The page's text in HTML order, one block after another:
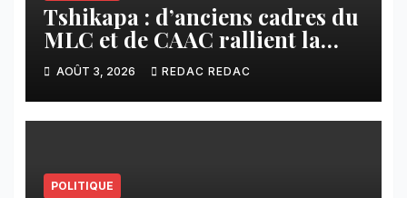
Tshikapa : d’anciens cadres du
MLC et de CAAC rallient la
Dynamique pour la
Transformation du Congo
AOÛT 3, 2026 REDAC REDAC
POLITIQUE